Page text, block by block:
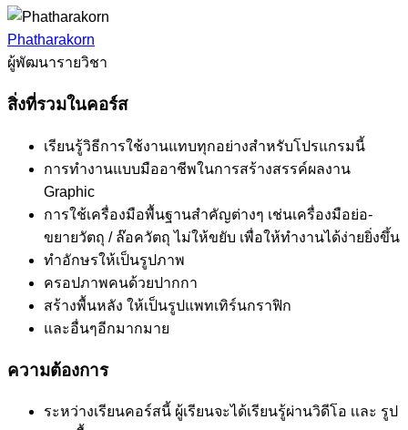
Phatharakorn
ผู้พัฒนารายวิชา
สิ่งที่รวมในคอร์ส
เรียนรู้วิธีการใช้งานแทบทุกอย่างสำหรับโปรแกรมนี้
การทำงานแบบมืออาชีพในการสร้างสรรค์ผลงาน
Graphic
การใช้เครื่องมือพื้นฐานสำคัญต่างๆ เช่นเครื่องมือย่อ-
ขยายวัตถุ / ล๊อควัตถุ ไม่ให้ขยับ เพื่อให้ทำงานได้ง่ายยิ่งขึ้น
ทำอักษรให้เป็นรูปภาพ
ครอปภาพคนด้วยปากกา
สร้างพื้นหลัง ให้เป็นรูปแพทเทิร์นกราฟิก
และอื่นๆอีกมากมาย
ความต้องการ
ระหว่างเรียนคอร์สนี้ ผู้เรียนจะได้เรียนรู้ผ่านวิดีโอ เเละ รูป